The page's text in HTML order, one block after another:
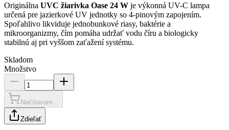
Originálna UVC žiarivka Oase 24 W je výkonná UV-C lampa
určená pre jazierkové UV jednotky so 4-pinovým zapojením.
Spoľahlivo likviduje jednobunkové riasy, baktérie a
mikroorganizmy, čím pomáha udržať vodu číru a biologicky
stabilnú aj pri vyššom zaťažení systému.
Skladom
Množstvo
Načítavam...
Zdieľať